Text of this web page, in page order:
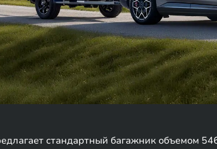
стандартный багажник объемом